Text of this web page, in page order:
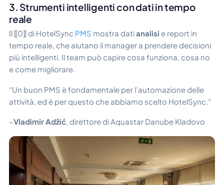
3. Strumenti intelligenti con dati in tempo
reale
Il ⟦0⟧ di HotelSync PMS mostra datianalisi e report in
tempo reale, che aiutano il manager a prendere decisioni
più intelligenti. Il team può capire cosa funziona, cosa no
e come migliorare.
“Un buon PMS è fondamentale per l'automazione delle
attività, ed è per questo che abbiamo scelto HotelSync.”
–Vladimir Adžić, direttore di Aquastar Danube Kladovo